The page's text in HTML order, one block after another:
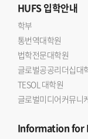
HUFS입학안내
학부
통번역대학원
법학전문대학원
글로벌공공리더십대
TESOL 대학원
글로벌미디어커뮤니
Informationfor